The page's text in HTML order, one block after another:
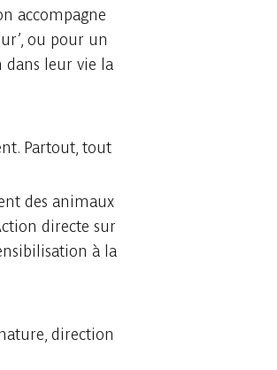
accompagne
ou pour un
dans leur vie la
Partout, tout
des animaux
directe sur
à la
direction